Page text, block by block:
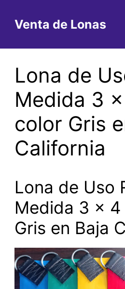
contenido
Venta de Lonas
Lona de
Medida 3
color Gris
California
Lona de Uso
Medida 3 x
Gris en Baja